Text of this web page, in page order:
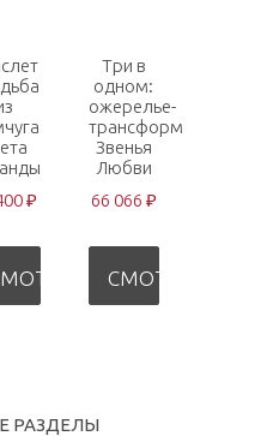
₽
Три в
одном:
ожерелье-
трансформер
Звенья
Любви
66 066 ₽
СМОТРЕТЬ
РАЗДЕЛЫ